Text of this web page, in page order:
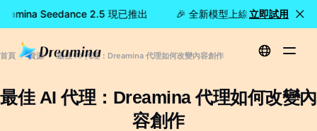
Seedance 2.5 現已推出 🎉 全新模型上線：Dreamina
立即試用
首頁 資源 最佳 AI 代理：Dreamina 代理如何改變內容創作
最佳 AI 代理：Dreamina 代理如何改變內
容創作